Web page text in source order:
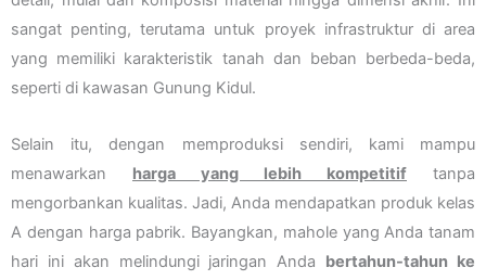
sangat penting, terutama untuk proyek infrastruktur di area
yang memiliki karakteristik tanah dan beban berbeda-beda,
seperti di kawasan Gunung Kidul.
Selain itu, dengan memproduksi sendiri, kami mampu
menawarkan harga yang lebih kompetitif tanpa
mengorbankan kualitas. Jadi, Anda mendapatkan produk kelas
A dengan harga pabrik. Bayangkan, mahole yang Anda tanam
hari ini akan melindungi jaringan Anda bertahun-tahun ke